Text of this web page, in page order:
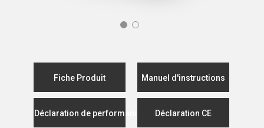
Fiche Produit Manuel d'instructions
Déclaration de performance Déclaration CE